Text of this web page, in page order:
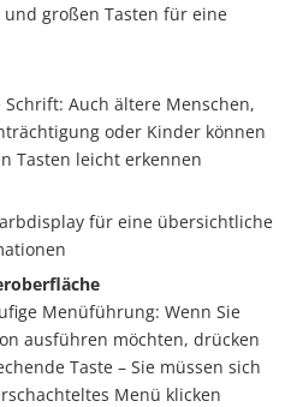
großen Tasten für eine
Auch ältere Menschen,
oder Kinder können
Tasten leicht erkennen
für eine übersichtliche
Menüführung: Wenn Sie
ausführen möchten, drücken
Taste – Sie müssen sich
Menü klicken